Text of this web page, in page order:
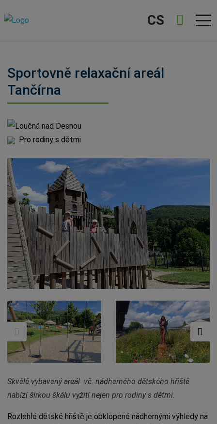
CS
Sportovně relaxační areál
Tančírna
Loučná nad Desnou
Pro rodiny s dětmi
Skvělě vybavený areál vč. nádherného dětského hřiště
nabízí širkou škálu vyžití nejen pro rodiny s dětmi.
Rozlehlé dětské hřiště je obklopené nádhernými výhledy na